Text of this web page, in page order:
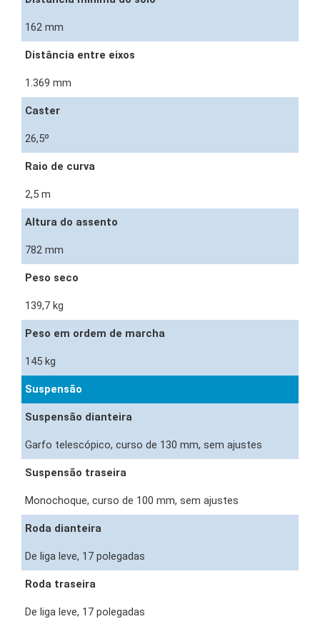
162 mm
Distância entre eixos
1.369 mm
Caster
26,5º
Raio de curva
2,5 m
Altura do assento
782 mm
Peso seco
139,7 kg
Peso em ordem de marcha
145 kg
Suspensão
Suspensão dianteira
Garfo telescópico, curso de 130 mm, sem ajustes
Suspensão traseira
Monochoque, curso de 100 mm, sem ajustes
Roda dianteira
De liga leve, 17 polegadas
Roda traseira
De liga leve, 17 polegadas